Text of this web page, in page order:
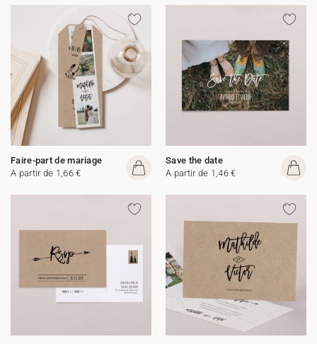
Faire-part de mariage
A partir de 1,66 €
Save the date
A partir de 1,46 €